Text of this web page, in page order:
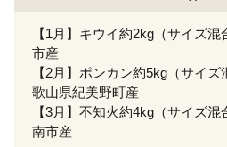
【1月】キウイ約2kg（サイズ
市産
【2月】ポンカン約5kg（サイ
歌山県紀美野町産
【3月】不知火約4kg（サイ
南市産